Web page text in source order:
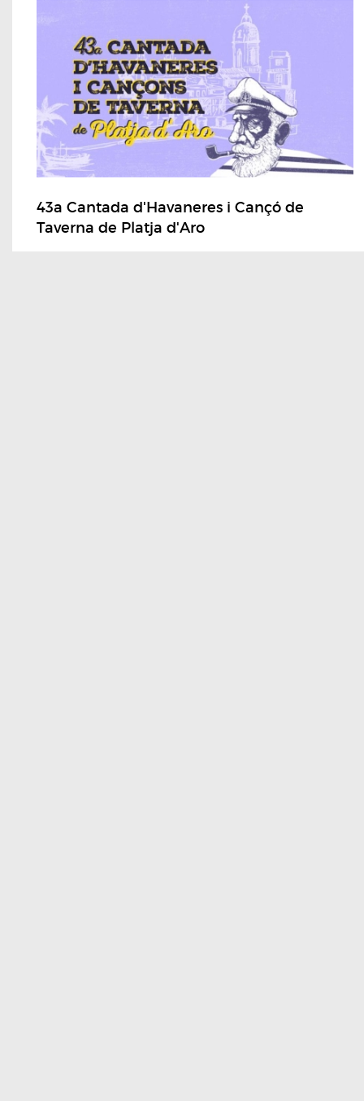
43a Cantada d'Havaneres i Cançó de
Taverna de Platja d'Aro